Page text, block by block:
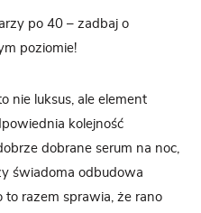
po 40 – zadbaj o
poziomie!
nie luksus, ale element
kolejność
dobrane serum na noc,
świadoma odbudowa
razem sprawia, że rano